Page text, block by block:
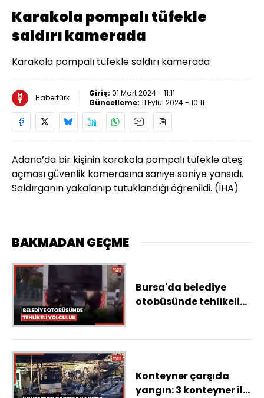
Karakola pompalı tüfekle
saldırı kamerada
Karakola pompalı tüfekle saldırı kamerada
Habertürk Giriş: 01 Mart 2024 - 11:11
Güncelleme: 11 Eylül 2024 - 10:11
Adana’da bir kişinin karakola pompalı tüfekle ateş
açması güvenlik kamerasına saniye saniye yansıdı.
Saldırganın yakalanıp tutuklandığı öğrenildi. (İHA)
BAKMADAN GEÇME
Bursa'da belediye
otobüsünde tehlikeli
Konteyner çarşıda
yangın: 3 konteyner ile